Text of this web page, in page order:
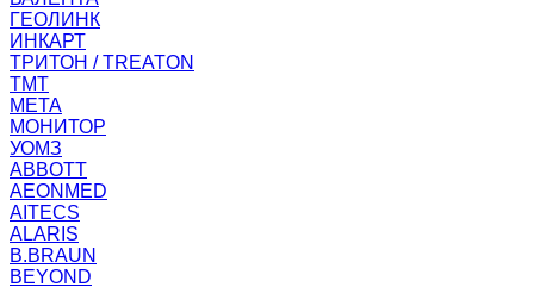
ГЕОЛИНК
ИНКАРТ
ТРИТОН / TREATON
ТМТ
МЕТА
МОНИТОР
УОМЗ
ABBOTT
AEONMED
AITECS
ALARIS
B.BRAUN
BEYOND